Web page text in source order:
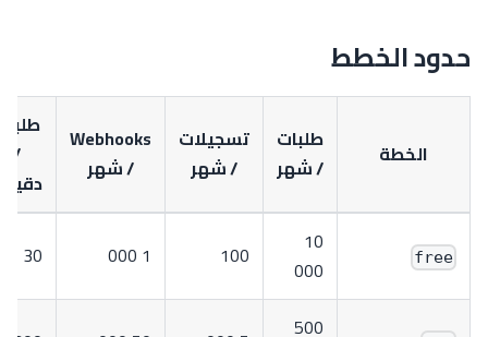
حدود الخطط
الخطة
طلبات
/ شهر
تسجيلات
/ شهر
Webhooks
/ شهر
/
free
10
000
100
1 000
30
500